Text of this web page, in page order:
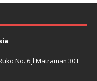
No. 6 Jl Matraman 30 E